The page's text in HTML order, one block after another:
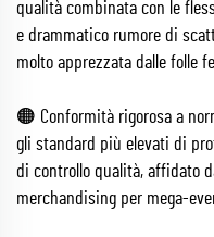
qualità combinata con le
e drammatico rumore di
molto apprezzata dalle folle
🟠 Conformità rigorosa a
gli standard più elevati di
di controllo qualità, affidato
merchandising per mega-